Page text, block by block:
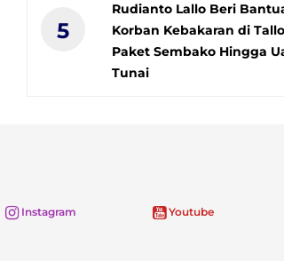
5
Rudianto Lallo Beri
Korban Kebakaran di
Paket Sembako Hingga
Tunai
Instagram Youtube